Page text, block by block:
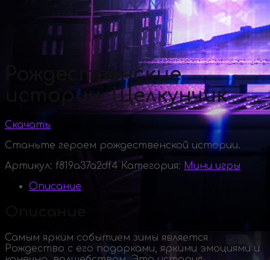
Рождественские
истории. Щелкунчик
Скачать
Станьте героем рождественской истории.
Артикул: f819a37a2df4 Категория: Мини игры
Описание
Самым ярким событием зимы является
Рождество с его подарками, яркими эмоциями и